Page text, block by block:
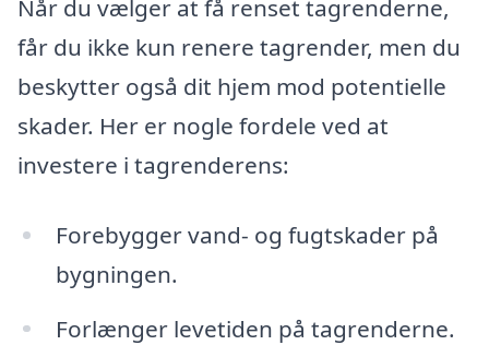
Når du vælger at få renset tagrenderne,
får du ikke kun renere tagrender, men du
beskytter også dit hjem mod potentielle
skader. Her er nogle fordele ved at
investere i tagrenderens:
Forebygger vand- og fugtskader på
bygningen.
Forlænger levetiden på tagrenderne.